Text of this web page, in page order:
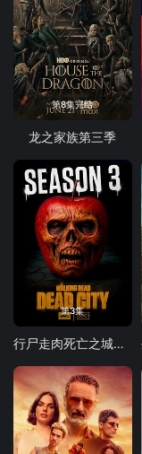
第8集完结
龙之家族第三季
第3集
行尸走肉死亡之城第三季